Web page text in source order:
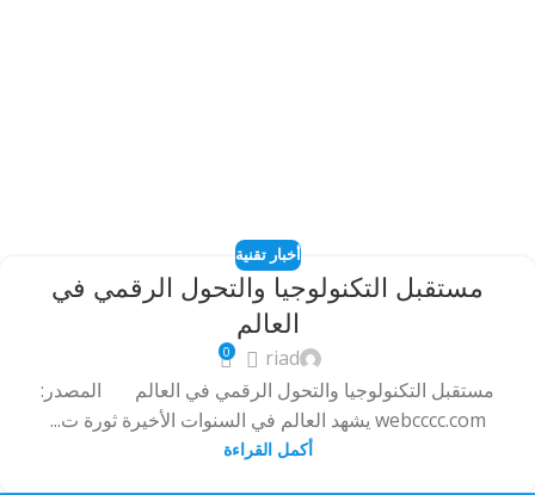
أخبار تقنية
مستقبل التكنولوجيا والتحول الرقمي في
العالم
riad
0
مستقبل التكنولوجيا والتحول الرقمي في العالم المصدر:
webcccc.com يشهد العالم في السنوات الأخيرة ثورة ت...
أكمل القراءة